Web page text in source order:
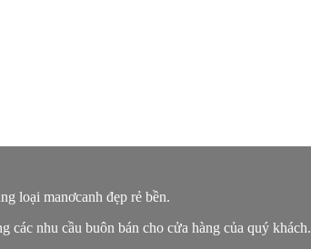
loại manơcanh đẹp rẻ bền.
nhu cầu buôn bán cho cửa hàng của quý khách.